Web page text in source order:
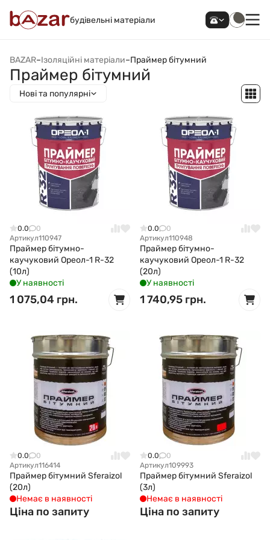
будівельні матеріали
BAZAR–Ізоляційні матеріали–Праймер бітумний
Праймер бітумний
Нові та популярні
0.0
0
Артикул110947
Праймер бітумно-
каучуковий Ореол-1 R-32
(10л)
У наявності
1 075,04 грн.
0.0
0
Артикул110948
Праймер бітумно-
каучуковий Ореол-1 R-32
(20л)
У наявності
1 740,95 грн.
0.0
0
Артикул116414
Праймер бітумний Sferaizol
(20л)
Немає в наявності
Ціна по запиту
0.0
0
Артикул109993
Праймер бітумний Sferaizol
(3л)
Немає в наявності
Ціна по запиту